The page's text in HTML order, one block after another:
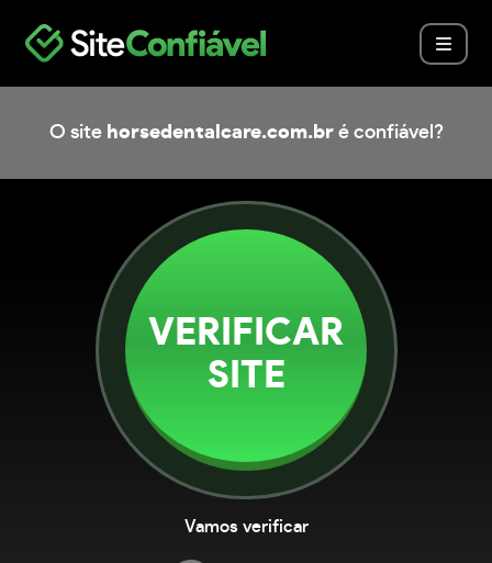
O site horsedentalcare.com.bré confiável?
VERIFICAR
SITE
Vamos verificar